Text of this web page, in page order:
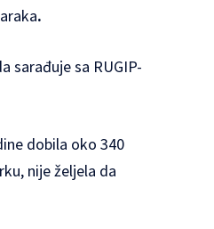
.
sarađuje sa RUGIP-
dobila oko 340
nije željela da